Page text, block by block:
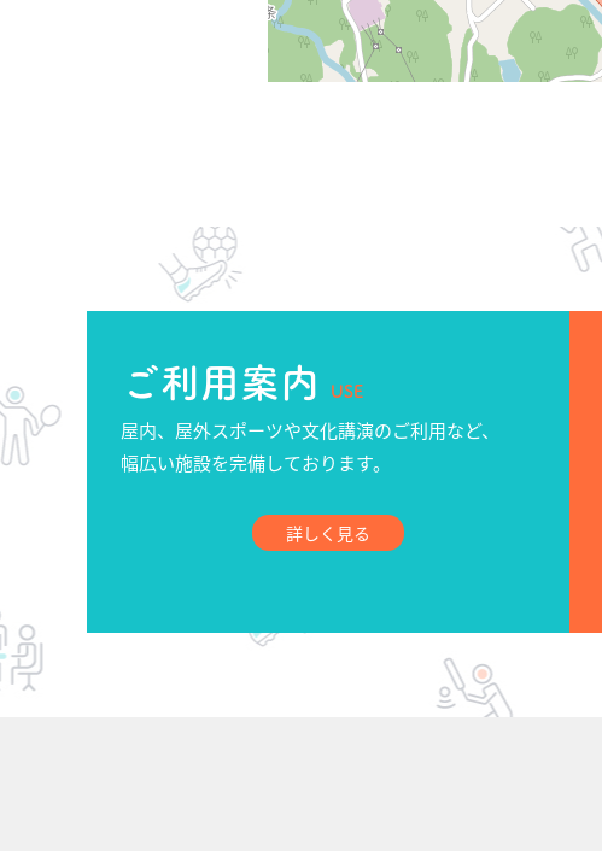
ご利用案内 USE
屋内、屋外スポーツや文化講演のご利用など、
幅広い施設を完備しております。
詳しく見る